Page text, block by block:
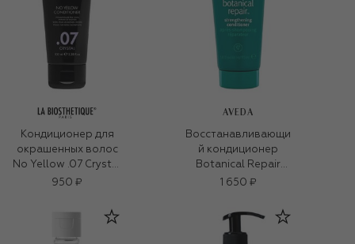
Кондиционер для
окрашенных волос
No Yellow .07 Crystal
(100ml)
950 ₽
AVEDA
Восстанавливающи
й кондиционер
Botanical Repair
(40ml)
1 650 ₽